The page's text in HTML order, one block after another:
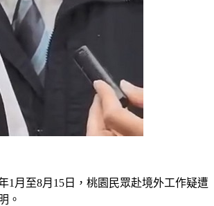
1月至8月15日，桃園民眾赴境外工作疑遭
。